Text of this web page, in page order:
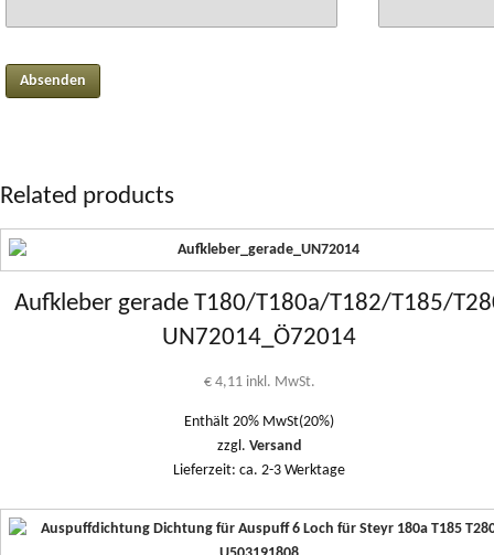
Related products
Aufkleber gerade T180/T180a/T182/T185/
UN72014_Ö72014
€4,11 inkl. MwSt.
Enthält 20% MwSt(20%)
zzgl. Versand
Lieferzeit: ca. 2-3 Werktage